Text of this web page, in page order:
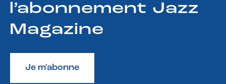
l’abonnement Jazz
Magazine
Je m'abonne